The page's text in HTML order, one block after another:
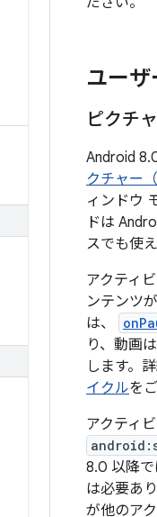
ユーザ
ピクチ
Android
クチャー
ィンドウ
ドは
スでも使え
アクティ
ンテンツ
は、
り、動画は
します。
イクルを
アクティ
8.0 以降で
は必要あ
が他のア